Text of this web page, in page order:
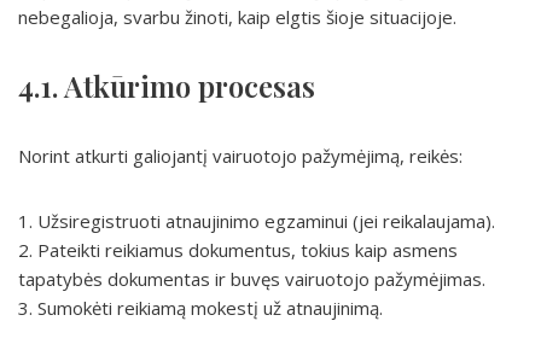
nebegalioja, svarbu žinoti, kaip elgtis šioje situacijoje.
4.1. Atkūrimo procesas
Norint atkurti galiojantį vairuotojo pažymėjimą, reikės:
1. Užsiregistruoti atnaujinimo egzaminui (jei reikalaujama).
2. Pateikti reikiamus dokumentus, tokius kaip asmens
tapatybės dokumentas ir buvęs vairuotojo pažymėjimas.
3. Sumokėti reikiamą mokestį už atnaujinimą.